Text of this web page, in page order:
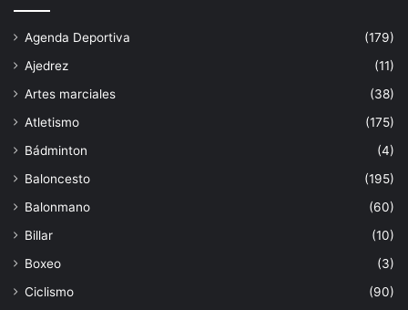
Agenda Deportiva
(179)
Ajedrez
(11)
Artes marciales
(38)
Atletismo
(175)
Bádminton
(4)
Baloncesto
(195)
Balonmano
(60)
Billar
(10)
Boxeo
(3)
Ciclismo
(90)